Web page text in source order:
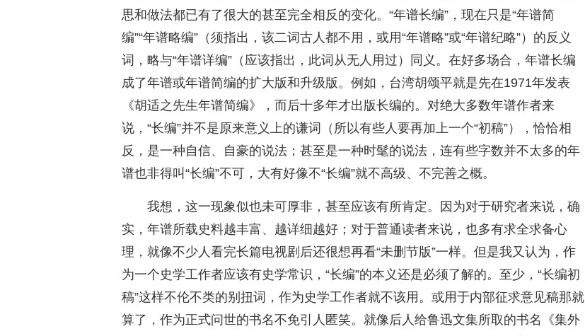
思和做法都已有了很大的甚至完全相反的变化。“年谱长编”，现在只是“年谱简
编”“年谱略编”（须指出，该二词古人都不用，或用“年谱略”或“年谱纪略”）的反义
词，略与“年谱详编”（应该指出，此词从无人用过）同义。在好多场合，年谱长编
成了年谱或年谱简编的扩大版和升级版。例如，台湾胡颂平就是先在1971年发表
《胡适之先生年谱简编》，而后十多年才出版长编的。对绝大多数年谱作者来
说，“长编”并不是原来意义上的谦词（所以有些人要再加上一个“初稿”），恰恰相
反，是一种自信、自豪的说法；甚至是一种时髦的说法，连有些字数并不太多的年
谱也非得叫“长编”不可，大有好像不“长编”就不高级、不完善之概。
我想，这一现象似也未可厚非，甚至应该有所肯定。因为对于研究者来说，确
实，年谱所载史料越丰富、越详细越好；对于普通读者来说，也多有求全求备心
理，就像不少人看完长篇电视剧后还很想再看“未删节版”一样。但是我又认为，作
为一个史学工作者应该有史学常识，“长编”的本义还是必须了解的。至少，“长编初
稿”这样不伦不类的别扭词，作为史学工作者就不该用。或用于内部征求意见稿那就
算了，作为正式问世的书名不免引人匿笑。就像后人给鲁迅文集所取的书名《集外